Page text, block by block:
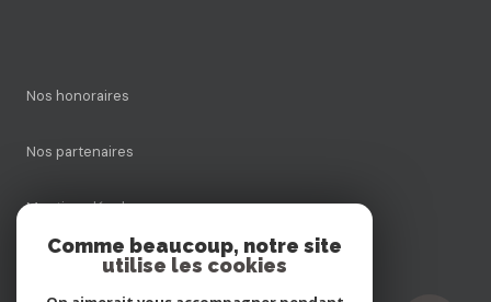
Nos honoraires
Nos partenaires
Mentions légales
Comme beaucoup, notre site
utilise les cookies